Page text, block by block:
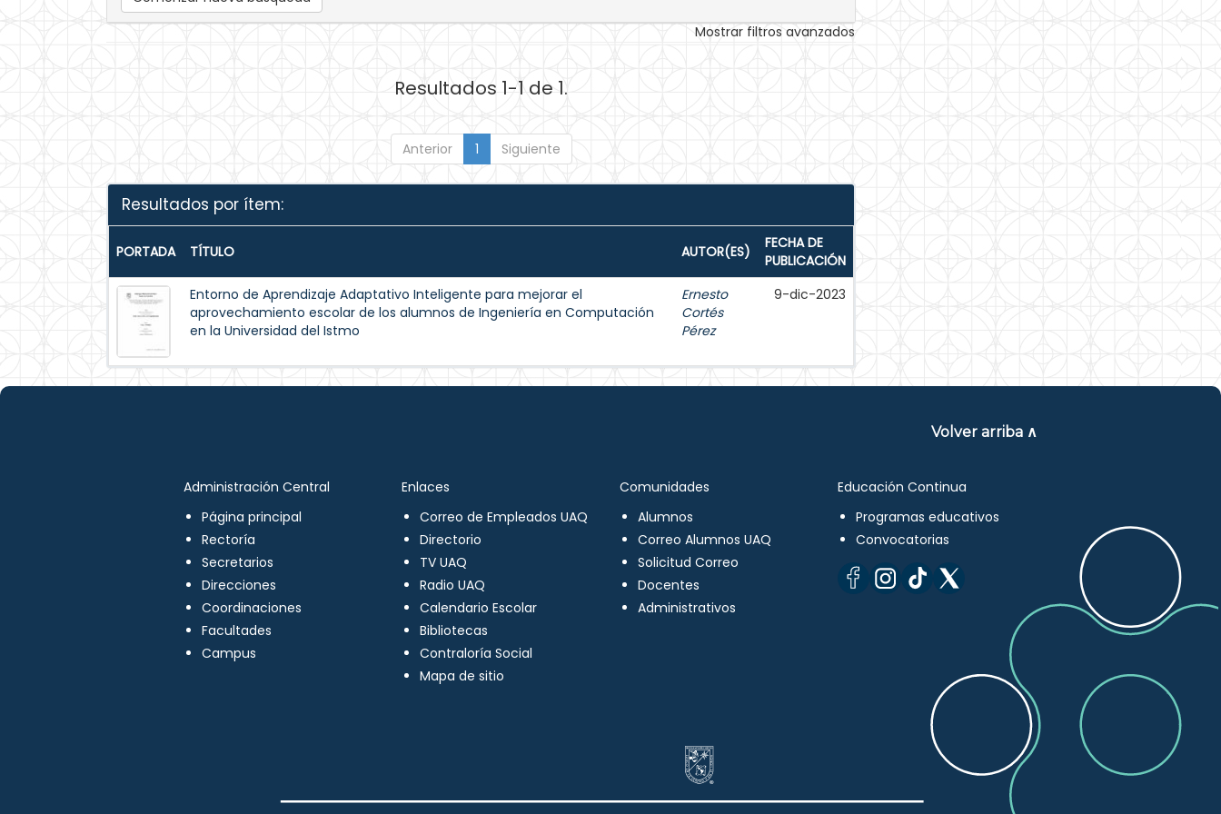
Mostrar filtros avanzados
Resultados 1-1 de 1.
Anterior 1 Siguiente
Resultados por ítem:
PORTADA TÍTULO AUTOR(ES)
FECHA DE
PUBLICACIÓN
Entorno de Aprendizaje Adaptativo Inteligente para mejorar el
aprovechamiento escolar de los alumnos de Ingeniería en Computación
en la Universidad del Istmo
Ernesto
Cortés
Pérez
9-dic-2023
Volver arriba ∧
Administración Central
Página principal
Rectoría
Secretarios
Direcciones
Coordinaciones
Facultades
Campus
Enlaces
Correo de Empleados UAQ
Directorio
TV UAQ
Radio UAQ
Calendario Escolar
Bibliotecas
Contraloría Social
Mapa de sitio
Comunidades
Alumnos
Correo Alumnos UAQ
Solicitud Correo
Docentes
Administrativos
Educación Continua
Programas educativos
Convocatorias